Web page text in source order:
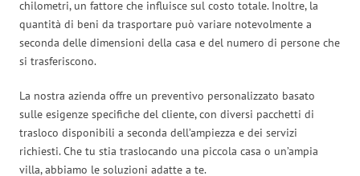
chilometri, un fattore che influisce sul costo totale. Inoltre, la
quantità di beni da trasportare può variare notevolmente a
seconda delle dimensioni della casa e del numero di persone che
si trasferiscono.
La nostra azienda offre un preventivo personalizzato basato
sulle esigenze specifiche del cliente, con diversi pacchetti di
trasloco disponibili a seconda dell’ampiezza e dei servizi
richiesti. Che tu stia traslocando una piccola casa o un’ampia
villa, abbiamo le soluzioni adatte a te.